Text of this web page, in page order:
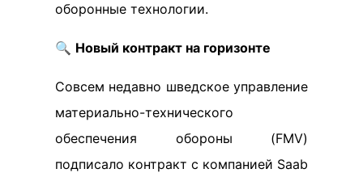
оборонные технологии.
🔍 Новый контракт на горизонте
Совсем недавно шведское управление
материально-технического
обеспечения обороны (FMV)
подписало контракт с компанией Saab